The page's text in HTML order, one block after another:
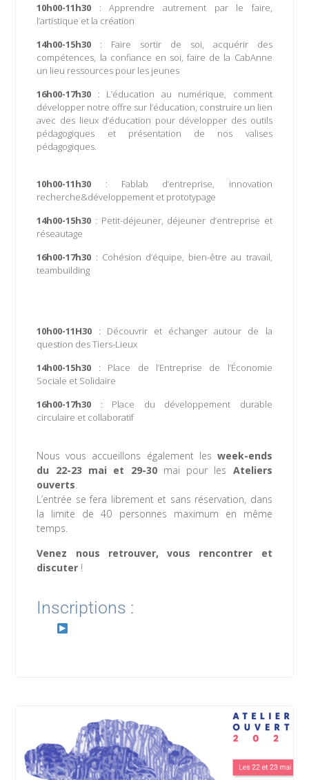
10h00-11h30 : Apprendre autrement par le faire,
l’artistique et la création
14h00-15h30 : Faire sortir de soi, acquérir des
compétences, la confiance en soi, faire de la CabAnne
un lieu ressources pour les jeunes
16h00-17h30 : L’éducation au numérique, comment
développer notre offre sur l’éducation, construire un lien
avec des lieux d’éducation pour développer des outils
pédagogiques et présentation de nos valises
pédagogiques.
10h00-11h30 : Fablab d’entreprise, innovation
recherche&développement et prototypage
14h00-15h30 : Petit-déjeuner, déjeuner d’entreprise et
réseautage
16h00-17h30 : Cohésion d’équipe, bien-être au travail,
teambuilding
10h00-11H30 : Découvrir et échanger autour de la
question des Tiers-Lieux
14h00-15h30 : Place de l’Entreprise de l’Économie
Sociale et Solidaire
16h00-17h30 : Place du développement durable
circulaire et collaboratif
Nous vous accueillons également les week-ends
du 22-23 mai et 29-30mai pour les Ateliers
ouverts
L’entrée se fera librement et sans réservation, dans
la limite de 40 personnes maximum en même
temps.
Venez nous retrouver, vous rencontrer et
discuter !
Inscriptions :